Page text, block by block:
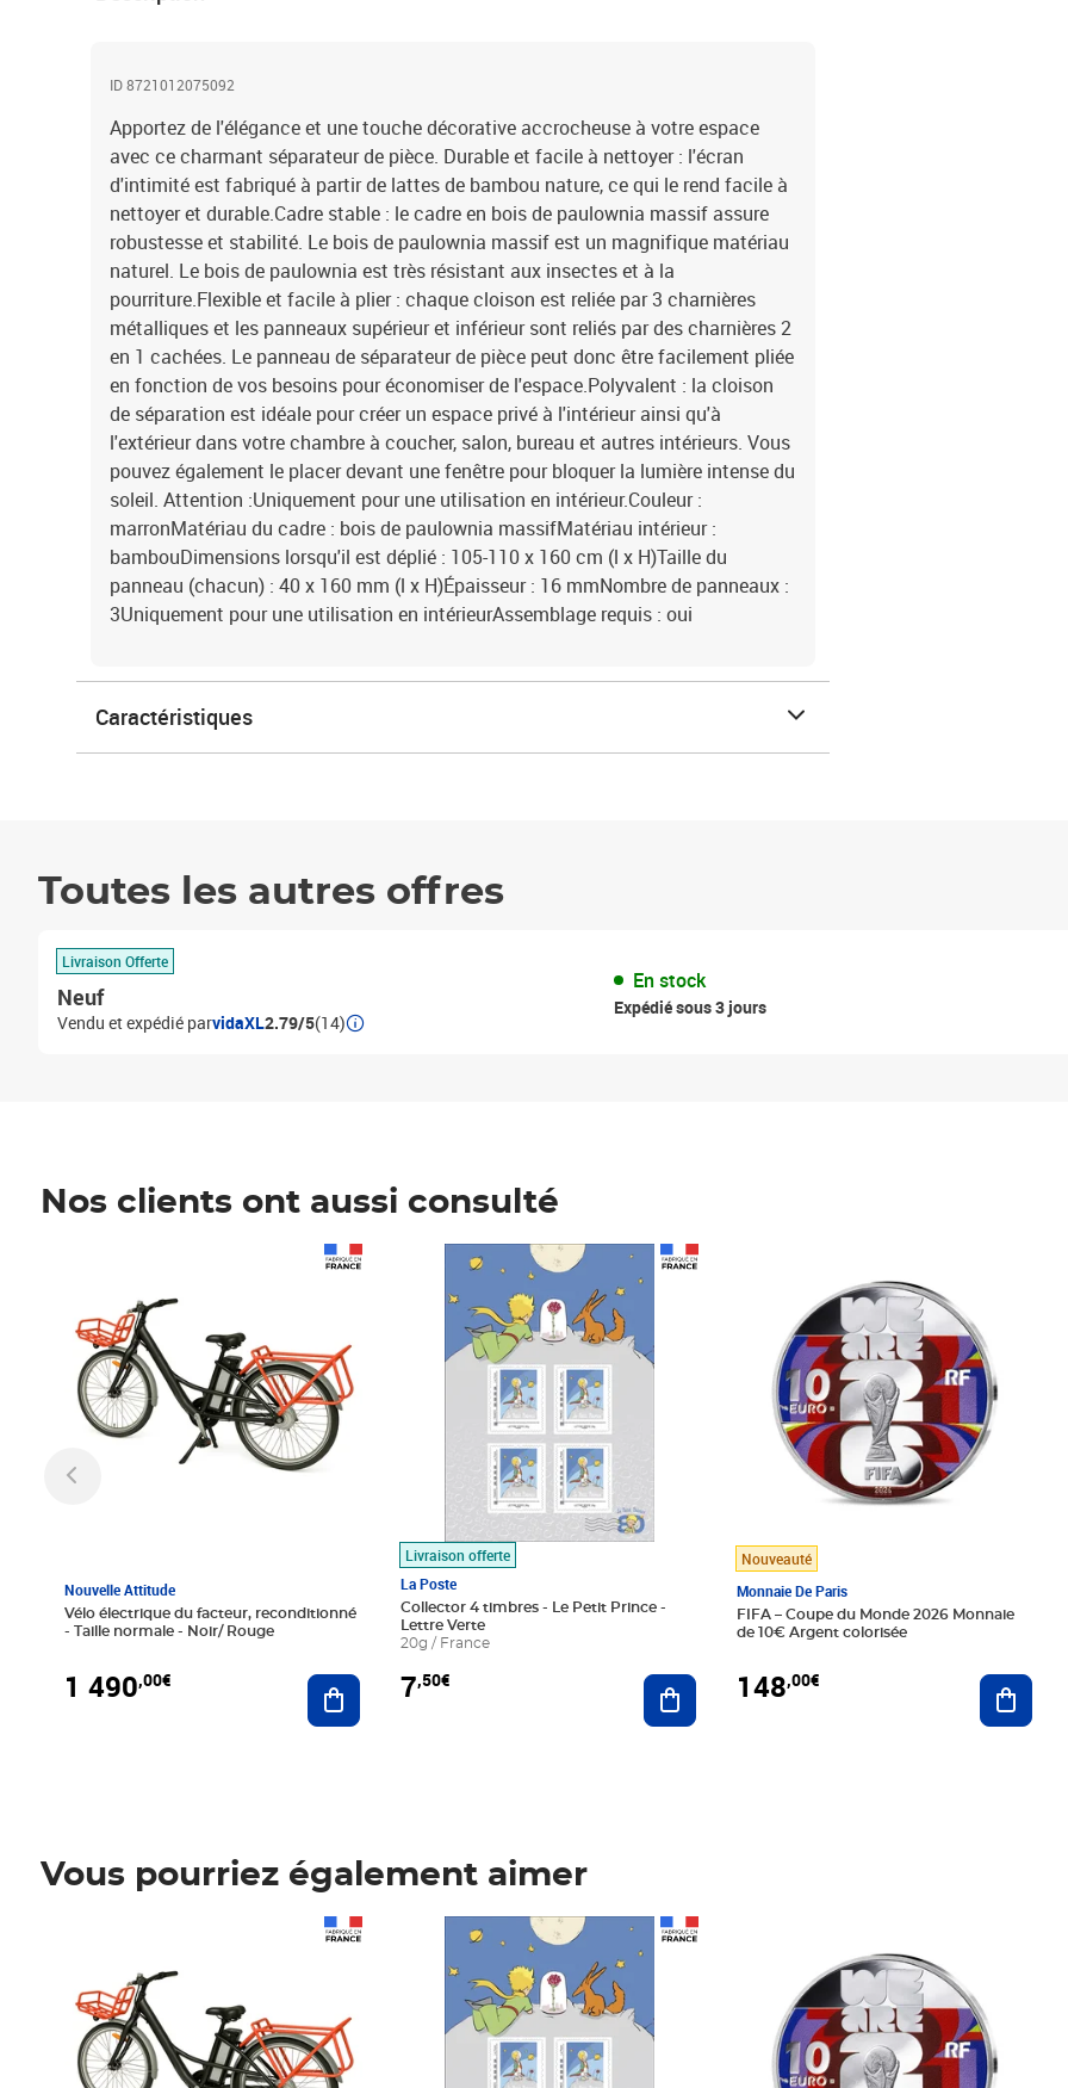
ID 8721012075092
Apportez de l'élégance et une touche décorative accrocheuse à votre espace
avec ce charmant séparateur de pièce. Durable et facile à nettoyer : l'écran
d'intimité est fabriqué à partir de lattes de bambou nature, ce qui le rend facile à
nettoyer et durable.Cadre stable : le cadre en bois de paulownia massif assure
robustesse et stabilité. Le bois de paulownia massif est un magnifique matériau
naturel. Le bois de paulownia est très résistant aux insectes et à la
pourriture.Flexible et facile à plier : chaque cloison est reliée par 3 charnières
métalliques et les panneaux supérieur et inférieur sont reliés par des charnières 2
en 1 cachées. Le panneau de séparateur de pièce peut donc être facilement pliée
en fonction de vos besoins pour économiser de l'espace.Polyvalent : la cloison
de séparation est idéale pour créer un espace privé à l'intérieur ainsi qu'à
l'extérieur dans votre chambre à coucher, salon, bureau et autres intérieurs. Vous
pouvez également le placer devant une fenêtre pour bloquer la lumière intense du
soleil. Attention :Uniquement pour une utilisation en intérieur.Couleur :
marronMatériau du cadre : bois de paulownia massifMatériau intérieur :
bambouDimensions lorsqu'il est déplié : 105-110 x 160 cm (l x H)Taille du
panneau (chacun) : 40 x 160 mm (l x H)Épaisseur : 16 mmNombre de panneaux :
3Uniquement pour une utilisation en intérieurAssemblage requis : oui
Caractéristiques
Toutes les autres offres
Livraison Offerte
Neuf
Vendu et expédié parvidaXL2.79/5(14)
En stock
Expédié sous 3 jours
Nos clients ont aussi consulté
Nouvelle Attitude
Vélo électrique du facteur, reconditionné
- Taille normale - Noir/ Rouge
1 490,00€ Ajouter au panier
Livraison offerte
La Poste
Collector 4 timbres - Le Petit Prince -
Lettre Verte
20g / France
7,50€
Prix 7,50€
Ajouter au panier
Nouveauté
Monnaie De Paris
FIFA – Coupe du Monde 2026 Monnaie
de 10€ Argent colorisée
148,00€
Vous pourriez également aimer
Prix 7,50€